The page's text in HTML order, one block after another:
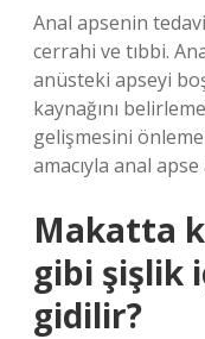
Anal apsenin
cerrahi ve tıbbi.
anüsteki apseyi
kaynağını
gelişmesini
amacıyla anal apse
Makatta
gibi şişlik
gidilir?